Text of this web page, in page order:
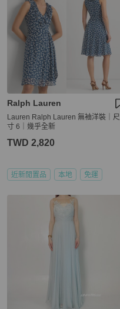
Ralph Lauren
Lauren Ralph Lauren 無袖洋裝｜尺
寸 6｜幾乎全新
TWD 2,820
近新閒置品 本地 免運